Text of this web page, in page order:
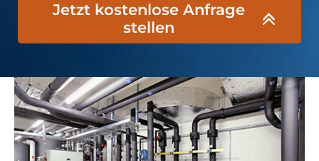
Jetzt kostenlose Anfrage
stellen